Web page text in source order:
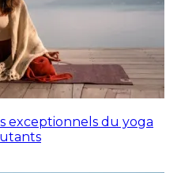
exceptionnels du yoga